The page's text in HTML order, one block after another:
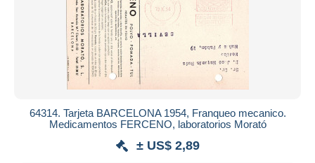
64314. Tarjeta BARCELONA 1954, Franqueo mecanico.
Medicamentos FERCENO, laboratorios Morató
± US$ 2,89